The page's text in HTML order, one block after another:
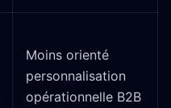
Moins orienté
personnalisation
opérationnelle B2B